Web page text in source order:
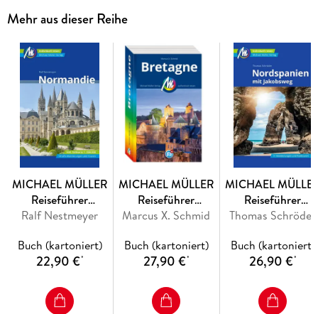
recherchiertundpersönlich getestet
Mehr aus dieser Reihe
MICHAEL MÜLLER
Reiseführer
Normandie
Ralf Nestmeyer
Buch (kartoniert)
22,90 €*
MICHAEL MÜLLER
Reiseführer
Bretagne
Marcus X. Schmid
Buch (kartoniert)
27,90 €*
MICHAEL
Reiseführer
Nordspanien
Thomas Schröder
Buch (kartoniert)
26,90 €*